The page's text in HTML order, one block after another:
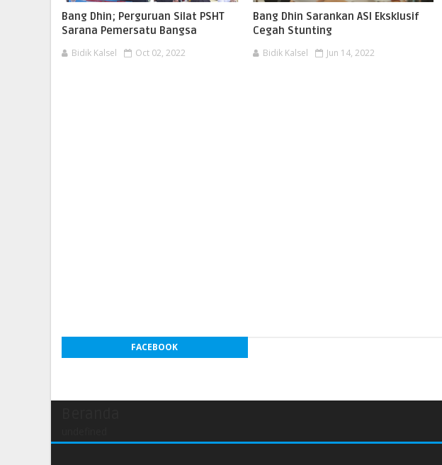
Bang Dhin; Perguruan Silat PSHT
Sarana Pemersatu Bangsa
Bidik Kalsel Oct 02, 2022
Bang Dhin Sarankan ASI Eksklusif
Cegah Stunting
Bidik Kalsel Jun 14, 2022
FACEBOOK